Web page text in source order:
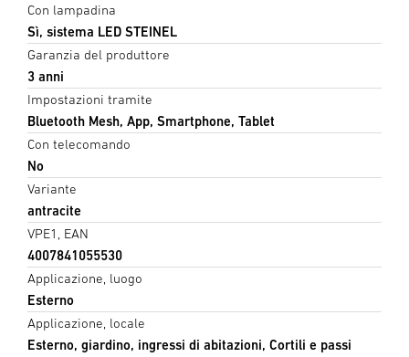
Con lampadina
Sì, sistema LED STEINEL
Garanzia del produttore
3 anni
Impostazioni tramite
Bluetooth Mesh, App, Smartphone, Tablet
Con telecomando
No
Variante
antracite
VPE1, EAN
4007841055530
Applicazione, luogo
Esterno
Applicazione, locale
Esterno, giardino, ingressi di abitazioni, Cortili e passi